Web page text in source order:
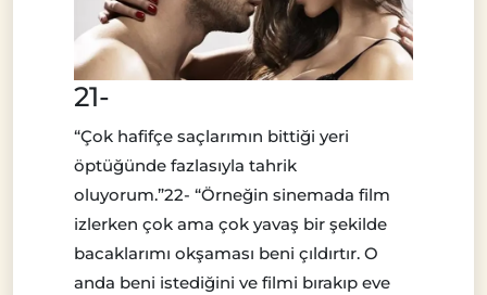
21-
“Çok hafifçe saçlarımın bittiği yeri
öptüğünde fazlasıyla tahrik
oluyorum.”22- “Örneğin sinemada film
izlerken çok ama çok yavaş bir şekilde
bacaklarımı okşaması beni çıldırtır. O
anda beni istediğini ve filmi bırakıp eve